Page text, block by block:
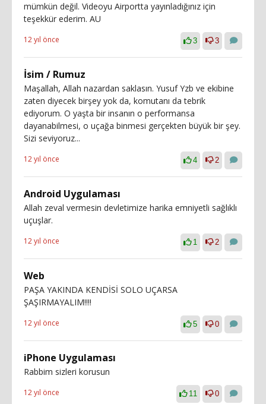
mümkün değil. Videoyu Airportta yayınladığınız için
teşekkür ederim. AU
12 yıl önce 3 3
İsim / Rumuz
Maşallah, Allah nazardan saklasın. Yusuf Yzb ve ekibine
zaten diyecek birşey yok da, komutanı da tebrik
ediyorum. O yaşta bir insanın o performansa
dayanabilmesi, o uçağa binmesi gerçekten büyük bir şey.
Sizi seviyoruz...
12 yıl önce 4 2
Android Uygulaması
Allah zeval vermesin devletimize harika emniyetli sağlıklı
uçuşlar.
12 yıl önce 1 2
Web
PAŞA YAKINDA KENDİSİ SOLO UÇARSA
ŞAŞIRMAYALIM!!!!
12 yıl önce 5 0
iPhone Uygulaması
Rabbim sizleri korusun
12 yıl önce 11 0